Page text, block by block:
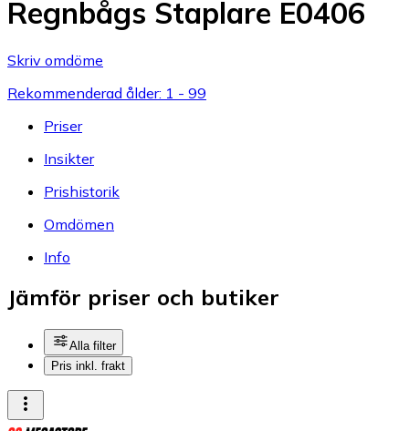
Regnbågs Staplare E0406
Skriv omdöme
Rekommenderad ålder: 1 - 99
Priser
Insikter
Prishistorik
Omdömen
Info
Jämför priser och butiker
Alla filter
Pris inkl. frakt